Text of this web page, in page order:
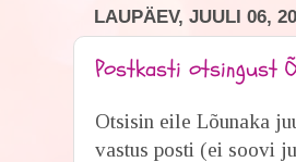
LAUPÄEV, JUULI 06,
Postkasti otsingust
Otsisin eile Lõunaka
vastus posti (ei soovi